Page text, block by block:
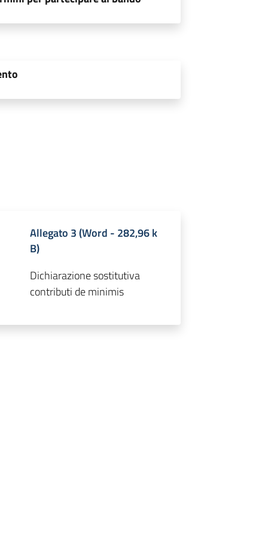
Allegato 3(Word - 282,96 k
B)
Dichiarazione sostitutiva
contributi de minimis